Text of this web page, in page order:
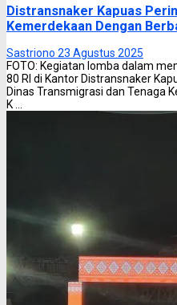
Distransnaker Kapuas
Kemerdekaan Dengan
Sastriono 23 Agustus 2025
FOTO: Kegiatan lomba dalam
80 RI di Kantor Distransnaker
Dinas Transmigrasi dan Tenaga
K ...